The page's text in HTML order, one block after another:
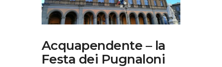
Acquapendente – la
Festa dei Pugnaloni